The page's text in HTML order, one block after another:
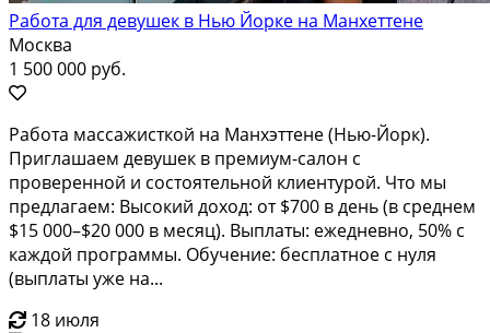
Работа для девушек в Нью Йорке на Манхеттене
Москва
1 500 000 руб.
Работа массажисткой на Манхэттене (Нью-Йорк).
Приглашаем девушек в премиум-салон с
проверенной и состоятельной клиентурой. Что мы
предлагаем: Высокий доход: от $700 в день (в среднем
$15 000–$20 000 в месяц). Выплаты: ежедневно, 50% с
каждой программы. Обучение: бесплатное с нуля
(выплаты уже на...
18 июля